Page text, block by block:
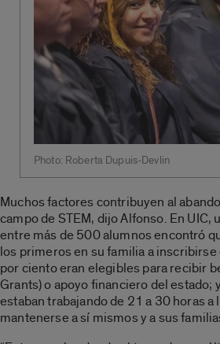
Photo: Roberta Dupuis-Devlin
Muchos factores contribuyen al
campo de STEM, dijo Alfonso. En UIC,
entre más de 500 alumnos encontró
los primeros en su familia a
por ciento eran elegibles para recibir
Grants) o apoyo financiero del estado;
estaban trabajando de 21 a 30 horas a
mantenerse a sí mismos y a sus